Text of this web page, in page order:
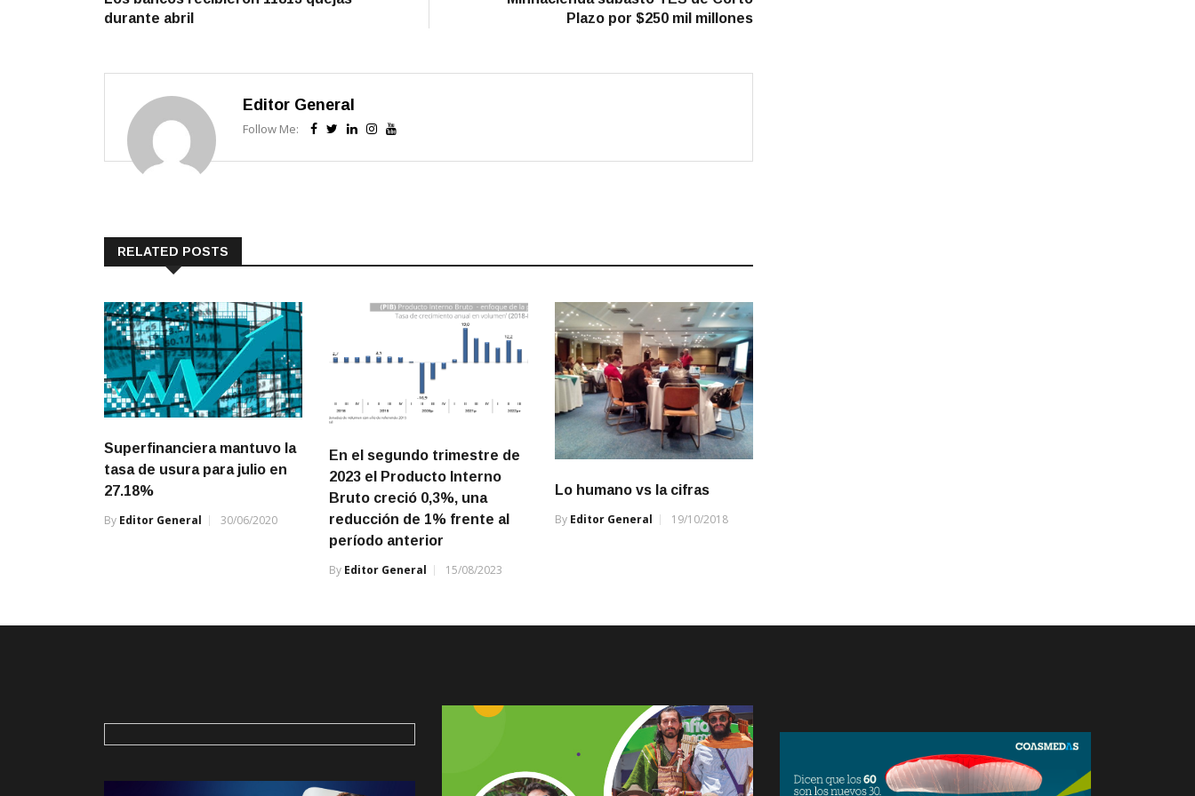
de
durante abril
Plazo por $250 mil millones
Editor General
Follow Me:
RELATED POSTS
Superfinanciera mantuvo la
tasa de usura para julio en
27.18%
By Editor General 30/06/2020
En el segundo trimestre de
2023 el Producto Interno
Bruto creció 0,3%, una
reducción de 1% frente al
período anterior
By Editor General 15/08/2023
Lo humano vs la cifras
By Editor General 19/10/2018